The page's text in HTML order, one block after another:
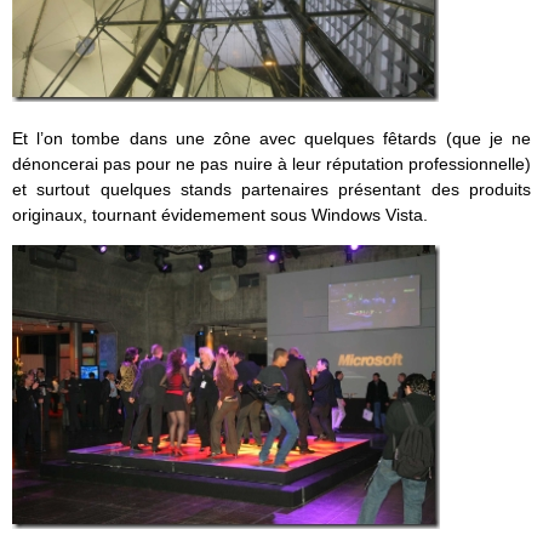
Et l’on tombe dans une zône avec quelques fêtards (que je ne
dénoncerai pas pour ne pas nuire à leur réputation professionnelle)
et surtout quelques stands partenaires présentant des produits
originaux, tournant évidemement sous Windows Vista.